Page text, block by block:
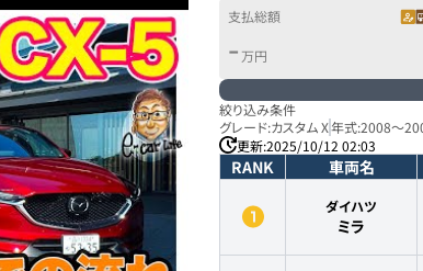
支払総額
- 万円
絞り込み条件
グレード:カスタム X年式:2008～
更新:2025/10/12 02:03
RANK 車両名
ダイハツ
ミラ